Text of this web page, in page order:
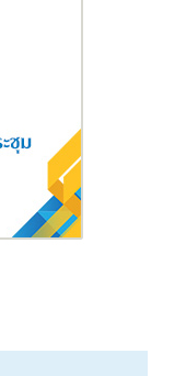
วเรือนแล้ว ยังสามารถ
ด้อีกทางหนึ่ง สำหรับ
นธุ์ผัก 10 ชนิด ได้แก่
หนูพื้นบ้าน ถั่วฝักยาวสี
บอร์ 1 มะเขือ
นในโครงการนำร่อง